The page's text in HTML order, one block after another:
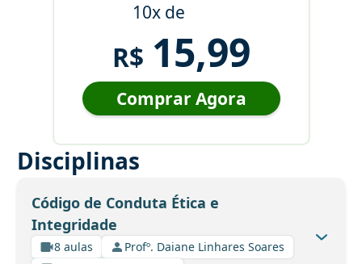
10x de
R$ 15,99
Comprar Agora
Disciplinas
Código de Conduta Ética e
Integridade
8 aulas
Profº. Daiane Linhares Soares